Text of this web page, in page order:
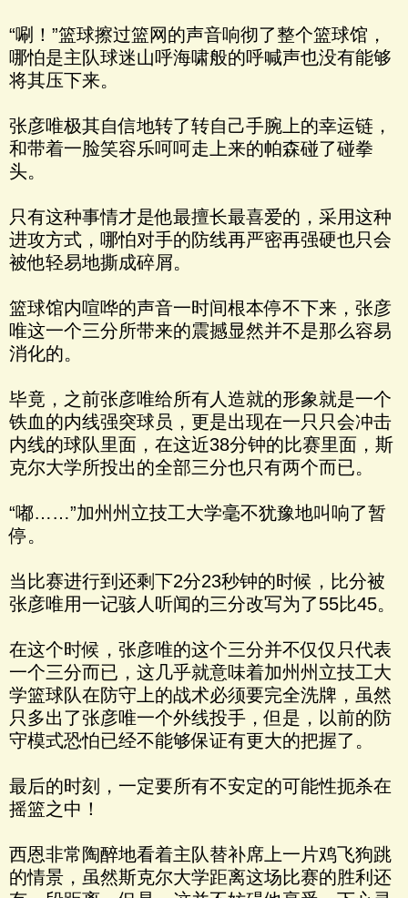
“唰！”篮球擦过篮网的声音响彻了整个篮球馆，
哪怕是主队球迷山呼海啸般的呼喊声也没有能够
将其压下来。
张彦唯极其自信地转了转自己手腕上的幸运链，
和带着一脸笑容乐呵呵走上来的帕森碰了碰拳
头。
只有这种事情才是他最擅长最喜爱的，采用这种
进攻方式，哪怕对手的防线再严密再强硬也只会
被他轻易地撕成碎屑。
篮球馆内喧哗的声音一时间根本停不下来，张彦
唯这一个三分所带来的震撼显然并不是那么容易
消化的。
毕竟，之前张彦唯给所有人造就的形象就是一个
铁血的内线强突球员，更是出现在一只只会冲击
内线的球队里面，在这近38分钟的比赛里面，斯
克尔大学所投出的全部三分也只有两个而已。
“嘟……”加州州立技工大学毫不犹豫地叫响了暂
停。
当比赛进行到还剩下2分23秒钟的时候，比分被
张彦唯用一记骇人听闻的三分改写为了55比45。
在这个时候，张彦唯的这个三分并不仅仅只代表
一个三分而已，这几乎就意味着加州州立技工大
学篮球队在防守上的战术必须要完全洗牌，虽然
只多出了张彦唯一个外线投手，但是，以前的防
守模式恐怕已经不能够保证有更大的把握了。
最后的时刻，一定要所有不安定的可能性扼杀在
摇篮之中！
西恩非常陶醉地看着主队替补席上一片鸡飞狗跳
的情景，虽然斯克尔大学距离这场比赛的胜利还